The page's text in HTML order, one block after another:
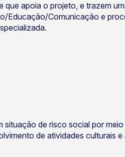
apoia o projeto, e trazem
Educação/Comunicação e
situação de risco social por meio
de atividades culturais e